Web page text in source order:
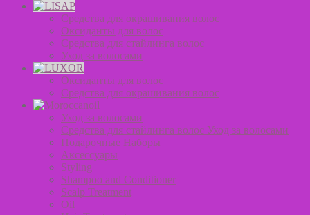
Средства для окрашивания волос
Оксиданты для волос
Средства для стайлинга волос
Уход за волосами
Оксиданты для волос
Средства для окрашивания волос
Уход за волосами
Средства для стайлинга волос Уход за волосами
Подарочные Наборы
Аксессуары
Styling
Shampoo and Conditioner
Scalp Treatment
Oil